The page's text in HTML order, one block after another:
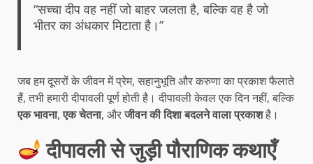
“सच्चा दीप वह नहीं जो बाहर जलता है, बल्कि वह है जो
भीतर का अंधकार मिटाता है।”
जब हम दूसरों के जीवन में प्रेम, सहानुभूति और करुणा का प्रकाश फैलाते
हैं, तभी हमारी दीपावली पूर्ण होती है। दीपावली केवल एक दिन नहीं, बल्कि
एक भावना,एक चेतना, औरजीवन की दिशा बदलने वाला प्रकाशहै।
दीपावली से जुड़ी पौराणिक कथाएँ